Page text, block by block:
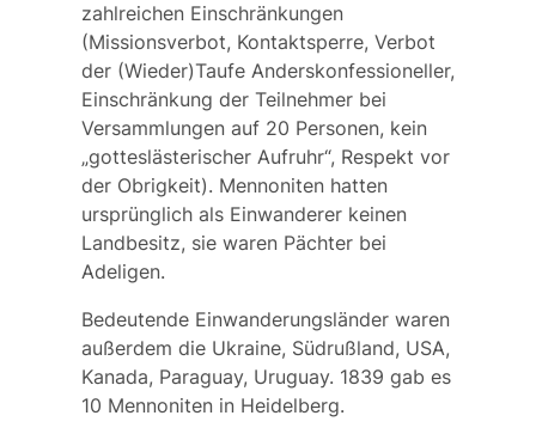
zahlreichen Einschränkungen
(Missionsverbot, Kontaktsperre, Verbot
der (Wieder)Taufe Anderskonfessioneller,
Einschränkung der Teilnehmer bei
Versammlungen auf 20 Personen, kein
„gotteslästerischer Aufruhr“, Respekt vor
der Obrigkeit). Mennoniten hatten
ursprünglich als Einwanderer keinen
Landbesitz, sie waren Pächter bei
Adeligen.
Bedeutende Einwanderungsländer waren
außerdem die Ukraine, Südrußland, USA,
Kanada, Paraguay, Uruguay. 1839 gab es
10 Mennoniten in Heidelberg.